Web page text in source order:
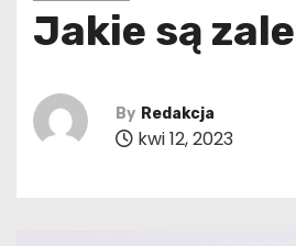
Jakie są
By Redakcja
kwi 12, 2023